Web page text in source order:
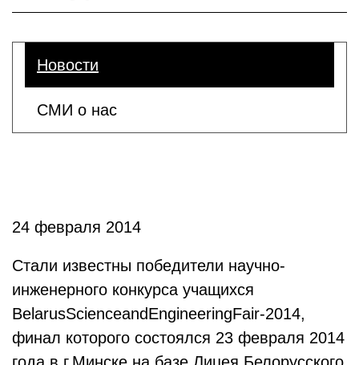
Новости
СМИ о нас
24 февраля 2014
Стали известны победители научно-
инженерного конкурса учащихся
BelarusScienceandEngineeringFair-2014,
финал которого состоялся 23 февраля 2014